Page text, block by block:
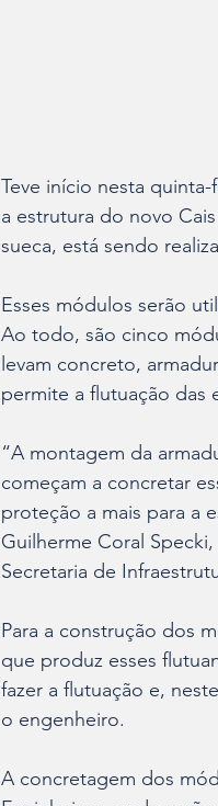
Teve início nesta
a estrutura do novo
sueca, está sendo
Esses módulos serão
Ao todo, são cinco
levam concreto,
permite a flutuação das
“A montagem da
começam a concretar
proteção a mais para a
Guilherme Coral
Secretaria de
Para a construção dos
que produz esses
fazer a flutuação e,
o engenheiro.
A concretagem dos